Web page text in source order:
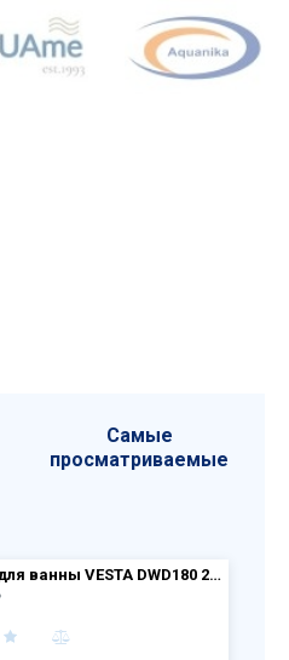
Самые
просматриваемые
Шторка для ванны VESTA DWD180 203180-01 + S 75 204075-01 стекло прозр.